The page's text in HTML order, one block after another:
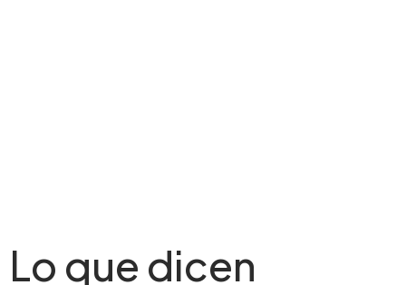
Lo que dicen